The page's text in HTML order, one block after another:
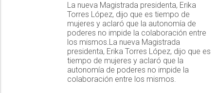
La nueva Magistrada presidenta, Erika
Torres López, dijo que es tiempo de
mujeres y aclaró que la autonomía de
poderes no impide la colaboración entre
los mismos.La nueva Magistrada
presidenta, Erika Torres López, dijo que es
tiempo de mujeres y aclaró que la
autonomía de poderes no impide la
colaboración entre los mismos.